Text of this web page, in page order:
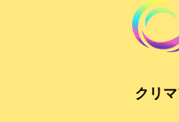
クリ